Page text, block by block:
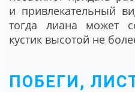
и привлекательный
тогда лиана может
кустик высотой не
ПОБЕГИ,